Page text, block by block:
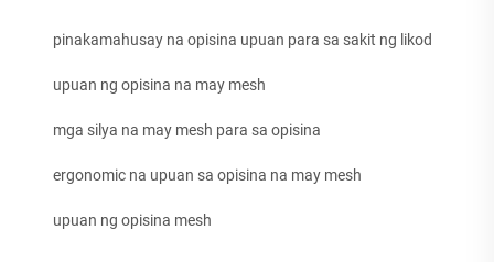
pinakamahusay na opisina upuan para sa sakit ng likod
upuan ng opisina na may mesh
mga silya na may mesh para sa opisina
ergonomic na upuan sa opisina na may mesh
upuan ng opisina mesh